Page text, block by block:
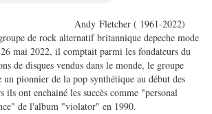
Andy Fletcher ( 1961-2022)
de rock alternatif britannique depeche mode
mai 2022, il comptait parmi les fondateurs du
de disques vendus dans le monde, le groupe
un pionnier de la pop synthétique au début des
ils ont enchainé les succès comme "personal
de l'album "violator" en 1990.